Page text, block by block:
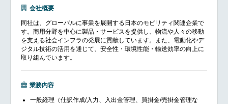
会社概要
同社は、グローバルに事業を展開する日本のモビリティ関連企業で
す。商用分野を中心に製品・サービスを提供し、物流や人々の移動
を支える社会インフラの発展に貢献しています。また、電動化やデ
ジタル技術の活用を通じて、安全性・環境性能・輸送効率の向上に
取り組んでいます。
業務内容
一般経理（仕訳作成/入力、入出金管理、買掛金/売掛金管理な